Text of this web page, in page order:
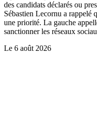
des candidats déclarés ou
Sébastien Lecornu a rappelé
une priorité. La gauche
sanctionner les réseaux
Le 6 août 2026